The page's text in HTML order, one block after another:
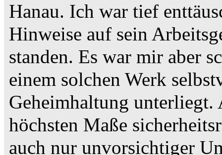
Hanau. Ich war tief
Hinweise auf sein
standen. Es war mir aber
einem solchen Werk
Geheimhaltung
höchsten Maße
auch nur unvorsichtiger